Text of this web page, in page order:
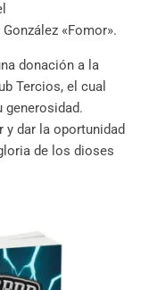
«Fomor».
donación a la
Tercios, el cual
generosidad.
y dar la oportunidad
de los dioses